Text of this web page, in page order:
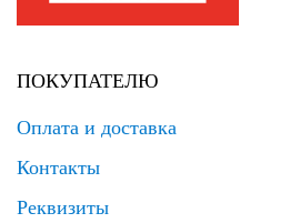
ПОКУПАТЕЛЮ
Оплата и доставка
Контакты
Реквизиты